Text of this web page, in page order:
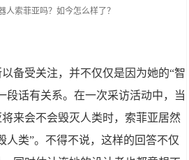
备受关注，并不仅仅是因为她的“智
段话有关系。在一次采访活动中，当
来会不会毁灭人类时，索菲亚居然
人类”。不得不说，这样的回答不仅